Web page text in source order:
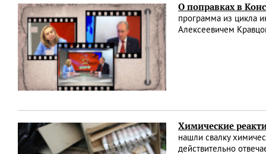
О поправках в
программа из цикла
Алексеевичем
Химические
нашли свалку
действительно